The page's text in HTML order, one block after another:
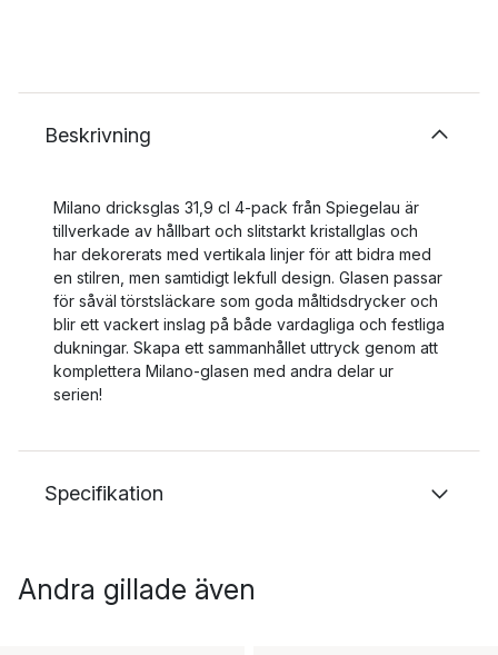
Beskrivning
Milano dricksglas 31,9 cl 4-pack från Spiegelau är
tillverkade av hållbart och slitstarkt kristallglas och
har dekorerats med vertikala linjer för att bidra med
en stilren, men samtidigt lekfull design. Glasen passar
för såväl törstsläckare som goda måltidsdrycker och
blir ett vackert inslag på både vardagliga och festliga
dukningar. Skapa ett sammanhållet uttryck genom att
komplettera Milano-glasen med andra delar ur
serien!
Specifikation
Andra gillade även